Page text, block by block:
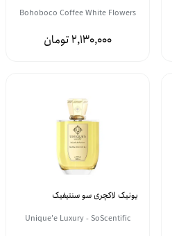
Bohoboco Coffee White Flowers
2,130,000
یونیک لاکچری سو سنتیفیک
Unique'e Luxury - SoScentific